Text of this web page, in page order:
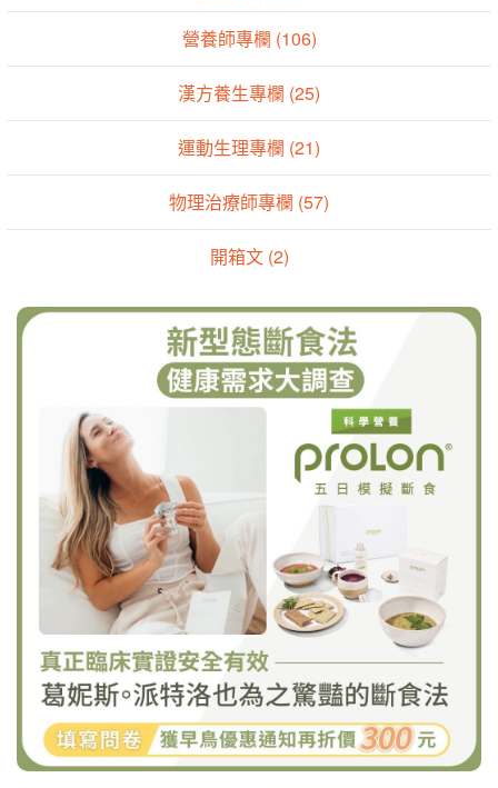
營養師專欄 (106)
漢方養生專欄 (25)
運動生理專欄 (21)
物理治療師專欄 (57)
開箱文 (2)